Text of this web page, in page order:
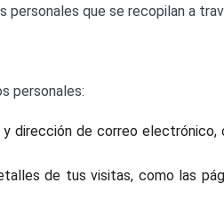
personales que se recopilan a
personales:
dirección de correo electrónico,
de tus visitas, como las